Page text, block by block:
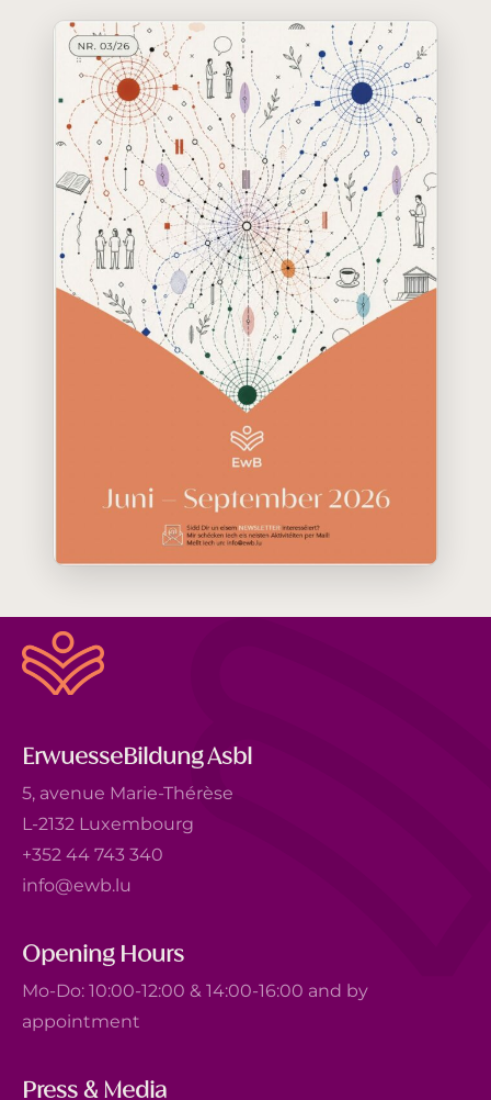
ErwuesseBildung Asbl
5, avenue Marie-Thérèse
L-2132 Luxembourg
+352 44 743 340
info@ewb.lu
Opening Hours
Mo-Do: 10:00-12:00 & 14:00-16:00 and by
appointment
Press & Media